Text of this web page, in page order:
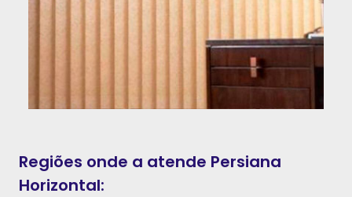
Regiões onde a atende Persiana
Horizontal: